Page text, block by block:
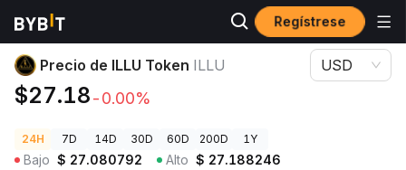
Regístrese
Precios de Criptomonedas Precio de ILLU Token ILLU
Precio de ILLU Token ILLU
$27.18-0.00%
USD
24H 7D 14D 30D 60D 200D 1Y
Bajo $ 27.080792 Alto $ 27.188246